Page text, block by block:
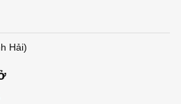
Hải)